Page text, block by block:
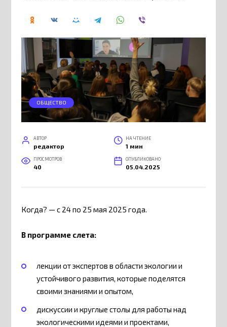
ОБЩЕСТВО
АВТОР
редактор
НА ЧТЕНИЕ
1 мин
ПРОСМОТРОВ
40
ОПУБЛИКОВАНО
05.04.2025
Когда? — с 24 по 25 мая 2025 года.
В программе слета:
лекции от экспертов в области экологии и
устойчивого развития, которые поделятся
своими знаниями и опытом,
дискуссии и круглые столы для работы над
экологическими идеями и проектами,